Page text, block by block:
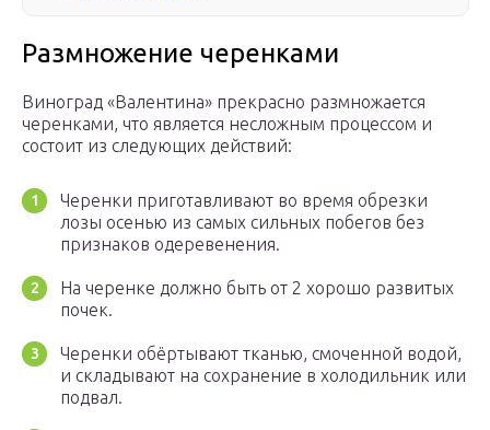
Размножение черенками
Виноград «Валентина» прекрасно размножается
черенками, что является несложным процессом и
состоит из следующих действий:
Черенки приготавливают во время обрезки
лозы осенью из самых сильных побегов без
признаков одеревенения.
На черенке должно быть от 2 хорошо развитых
почек.
Черенки обёртывают тканью, смоченной водой,
и складывают на сохранение в холодильник или
подвал.